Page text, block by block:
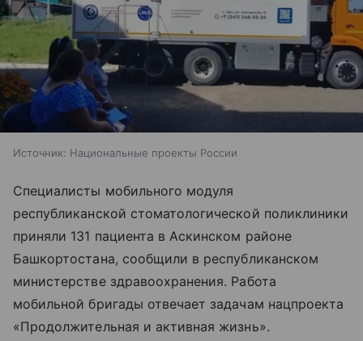
Источник: Национальные проекты России
Специалисты мобильного модуля
республиканской стоматологической поликлиники
приняли 131 пациента в Аскинском районе
Башкортостана, сообщили в республиканском
министерстве здравоохранения. Работа
мобильной бригады отвечает задачам нацпроекта
«Продолжительная и активная жизнь».